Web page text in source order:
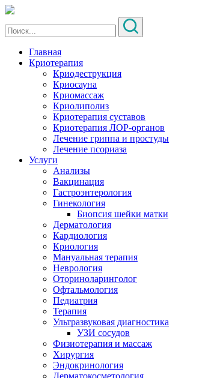
Главная
Криотерапия
Криодеструкция
Криосауна
Криомассаж
Криолиполиз
Криотерапия суставов
Криотерапия ЛОР-органов
Лечение гриппа и простуды
Лечение псориаза
Услуги
Анализы
Вакцинация
Гастроэнтерология
Гинекология
Биопсия шейки матки
Дерматология
Кардиология
Криология
Мануальная терапия
Неврология
Оториноларинголог
Офтальмология
Педиатрия
Терапия
Ультразвуковая диагностика
УЗИ сосудов
Физиотерапия и массаж
Хирургия
Эндокринология
Дерматокосметология